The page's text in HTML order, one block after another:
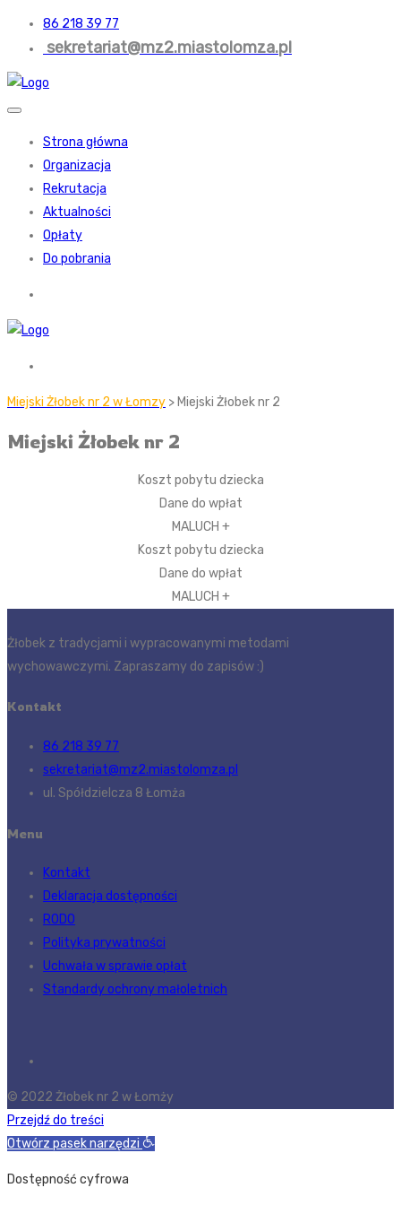
86 218 39 77
sekretariat@mz2.miastolomza.pl
Strona główna
Organizacja
Rekrutacja
Aktualności
Opłaty
Do pobrania
Miejski Żłobek nr 2 w Łomzy > Miejski Żłobek nr 2
Miejski Żłobek nr 2
Koszt pobytu dziecka
Dane do wpłat
MALUCH +
Koszt pobytu dziecka
Dane do wpłat
MALUCH +
Żłobek z tradycjami i wypracowanymi metodami
wychowawczymi. Zapraszamy do zapisów :)
Kontakt
86 218 39 77
sekretariat@mz2.miastolomza.pl
ul. Spółdzielcza 8 Łomża
Menu
Kontakt
Deklaracja dostępności
RODO
Polityka prywatności
Uchwała w sprawie opłat
Standardy ochrony małoletnich
© 2022 Żłobek nr 2 w Łomży
Przejdź do treści
Otwórz pasek narzędzi
Dostępność cyfrowa